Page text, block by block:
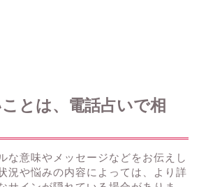
とは、電話占いで相
な意味やメッセージなどをお伝えし
況や悩みの内容によっては、より詳